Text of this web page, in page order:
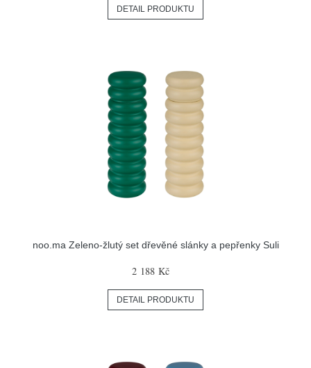
DETAIL PRODUKTU
noo.ma Zeleno-žlutý set dřevěné slánky a pepřenky Suli
2 188 Kč
DETAIL PRODUKTU